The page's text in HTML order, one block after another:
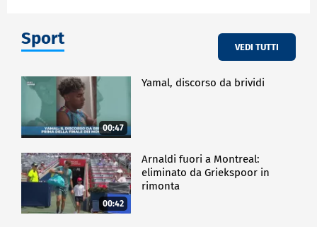
Sport VEDI TUTTI
00:47
Yamal, discorso da brividi
00:42
Arnaldi fuori a Montreal:
eliminato da Griekspoor in
rimonta